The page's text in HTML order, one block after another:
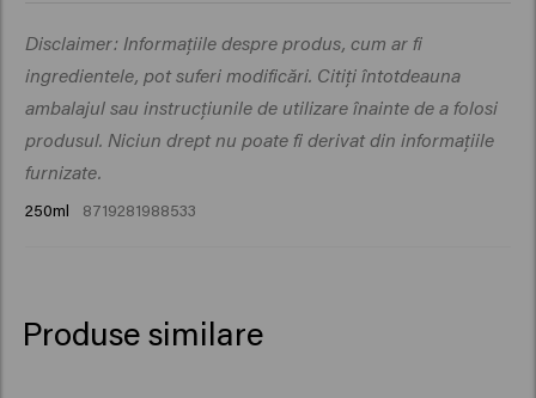
Piperita (Peppermint) Oil, Polyquaternium-10, Sodium
Chloride, Sodium Cocoyl Hydrolyzed Wheat Protein,
Citric Acid, Creatine, Mentha Piperita (Peppermint)
Extract, Potassium Sorbate.
să acționeze un minut (sau mai mult). Clătește. Repetă
dacă este necesar. A se evita contactul cu ochii.
Disclaimer: Informațiile despre produs, cum ar fi
ingredientele, pot suferi modificări. Citiți întotdeauna
ambalajul sau instrucțiunile de utilizare înainte de a folosi
produsul. Niciun drept nu poate fi derivat din informațiile
furnizate.
250ml 8719281988533
Produse similare